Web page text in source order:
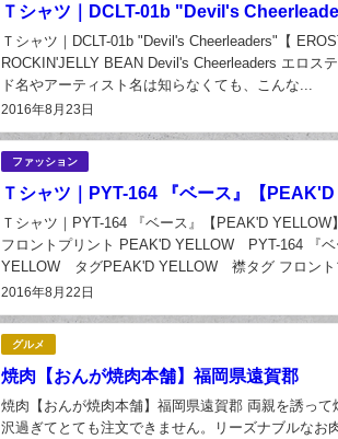
Ｔシャツ｜DCLT-01b "Devil's
2016年8月23日
Ｔシャツ｜DCLT-01b "Devil's Cheerleaders"【
ROCKIN'JELLY BEAN Devil's Cheerleaders エロス
ド名やアーティスト名は知らなくても、こんな...
ファッション
Ｔシャツ｜PYT-164 『ベース』【PEAK'D
2016年8月22日
Ｔシャツ｜PYT-164 『ベース』【PEAK'D
フロントプリント PEAK'D YELLOW PYT-164 『
YELLOW タグPEAK'D YELLOW 襟タグ フロント
グルメ
焼肉【おんが焼肉本舗】福岡県遠賀郡
焼肉【おんが焼肉本舗】福岡県遠賀郡 両親を誘っ
沢過ぎてとても注文できません。リーズナブルな